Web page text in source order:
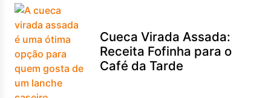
Cueca Virada Assada:
Receita Fofinha para o
Café da Tarde